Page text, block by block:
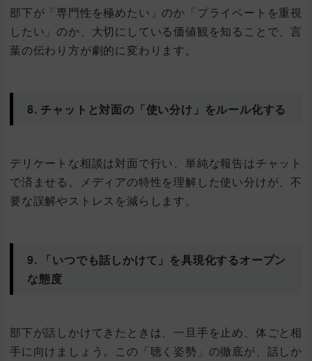
部下が「専門性を極めたい」のか「プライベートを重視
したい」のか、大切にしている価値観を知ることで、言
葉の伝わり方が劇的に変わります。
8. チャットと対面の「使い分け」をルール化する
デリケートな相談は対面で行い、単純な報告はチャット
で済ませる。メディアの特性を理解した使い分けが、不
要な誤解やストレスを減らします。
9. 「いつでも話しかけて」を具現化するオープン
な態度
部下が話しかけてきたときは、一旦手を止め、体ごと相
手に向けましょう。この「聴く姿勢」の徹底が、話しか